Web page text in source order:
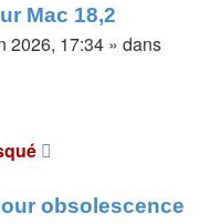
Mac 18,2
2026, 17:34 » dans
obsolescence